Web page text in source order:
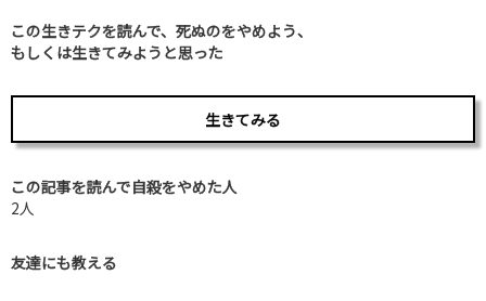
この生きテクを読んで、死ぬのをやめよう、
もしくは生きてみようと思った
生きてみる
この記事を読んで自殺をやめた人
2人
友達にも教える